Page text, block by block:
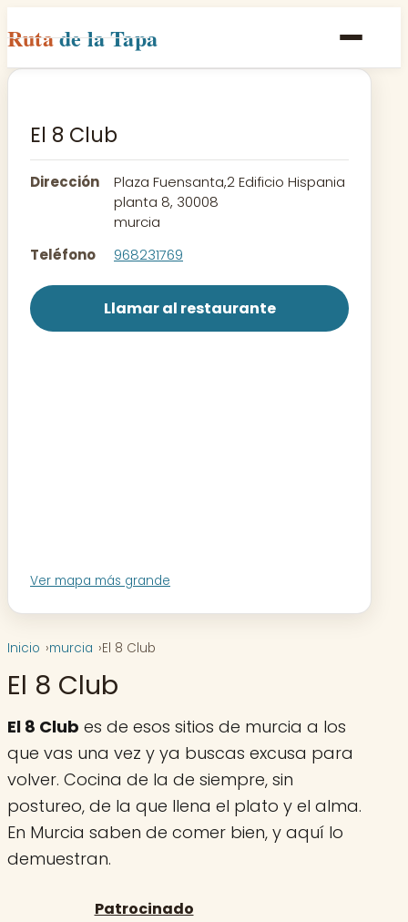
Rutade la Tapa
Inicio
Rutas
Contacto
El 8 Club
Dirección
Plaza Fuensanta,2 Edificio Hispania
planta 8, 30008
murcia
Teléfono
968231769
Llamar al restaurante
Ver mapa más grande
Inicio murcia El 8 Club
El 8 Club
El 8 Club es de esos sitios de murcia a los
que vas una vez y ya buscas excusa para
volver. Cocina de la de siempre, sin
postureo, de la que llena el plato y el alma.
En Murcia saben de comer bien, y aquí lo
demuestran.